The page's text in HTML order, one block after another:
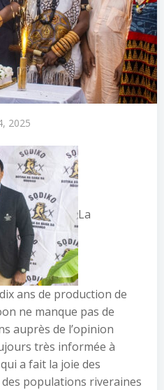
2025
La
ans de production de
ne manque pas de
auprès de l’opinion
très informée à
a fait la joie des
populations riveraines